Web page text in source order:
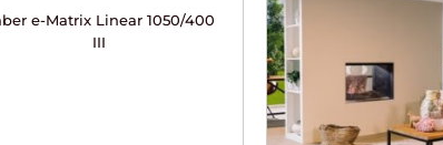
e-Matrix Linear 1050/400
III